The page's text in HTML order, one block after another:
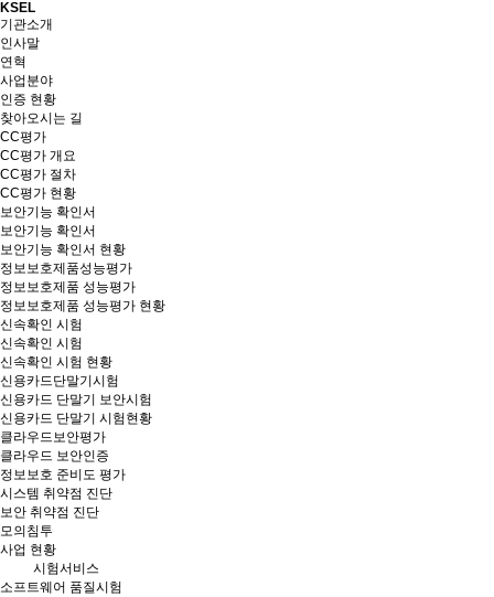
KSEL
기관소개
인사말
연혁
사업분야
인증 현황
찾아오시는 길
CC평가
CC평가 개요
CC평가 절차
CC평가 현황
보안기능 확인서
보안기능 확인서
보안기능 확인서 현황
정보보호제품성능평가
정보보호제품 성능평가
정보보호제품 성능평가 현황
신속확인 시험
신속확인 시험
신속확인 시험 현황
신용카드단말기시험
신용카드 단말기 보안시험
신용카드 단말기 시험현황
클라우드보안평가
클라우드 보안인증
정보보호 준비도 평가
시스템 취약점 진단
보안 취약점 진단
모의침투
사업 현황
시험서비스
소프트웨어 품질시험